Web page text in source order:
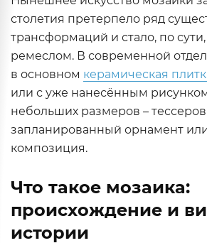
столетия претерпело ряд
трансформаций и стало, по
ремеслом. В современной
в основном керамическая
или с уже нанесённым
небольших размеров –
запланированный орнамент
композиция.
Что такое мозаика:
происхождение и
истории